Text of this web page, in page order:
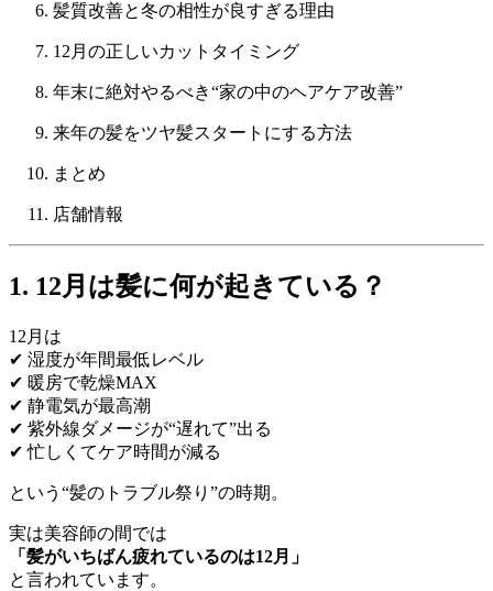
髪質改善と冬の相性が良すぎる理由
12月の正しいカットタイミング
年末に絶対やるべき“家の中のヘアケア改善”
来年の髪をツヤ髪スタートにする方法
まとめ
店舗情報
1. 12月は髪に何が起きている？
12月は
✔ 湿度が年間最低レベル
✔ 暖房で乾燥MAX
✔ 静電気が最高潮
✔ 紫外線ダメージが“遅れて”出る
✔ 忙しくてケア時間が減る
という“髪のトラブル祭り”の時期。
実は美容師の間では
「髪がいちばん疲れているのは12月」
と言われています。